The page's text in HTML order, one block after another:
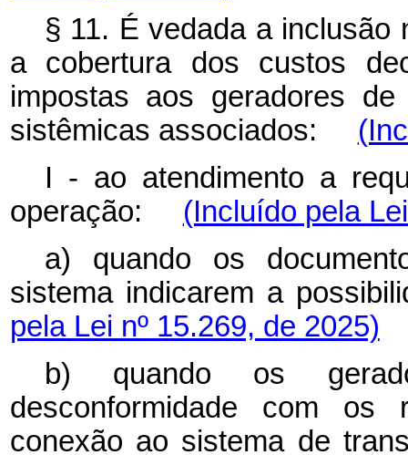
§ 11. É vedada a inclusão
a cobertura dos custos
impostas aos geradores
sistêmicas associados:
I - ao atendimento a
operação: (Incluído pela
a) quando os
sistema indicarem a
pela Lei nº 15.269, de 2025)
b) quando os
desconformidade com os
conexão ao sistema de